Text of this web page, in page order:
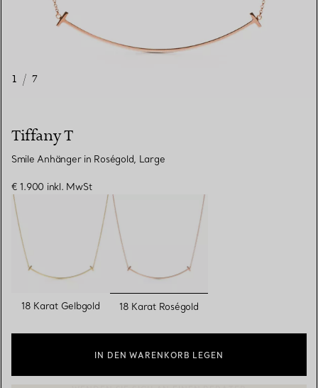
1 / 7
Tiffany T
Smile Anhänger in Roségold, Large
€ 1.900 inkl. MwSt
18 Karat Gelbgold ausgewählt
18 Karat Roségold
IN DEN WARENKORB LEGEN